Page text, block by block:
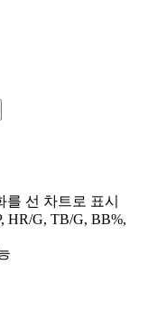
를 선 차트로 표시
HR/G, TB/G, BB%,